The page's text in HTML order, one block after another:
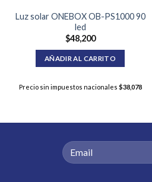
Luz solar ONEBOX OB-PS1000 90
led
$48,200
AÑADIR AL CARRITO
Precio sin impuestos nacionales $38,078